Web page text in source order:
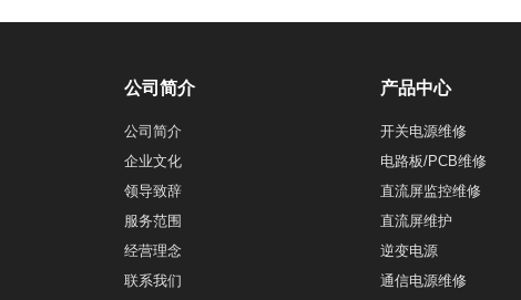
公司简介
公司简介
企业文化
领导致辞
服务范围
经营理念
联系我们
产品中心
开关电源维修
电路板/PCB维修
直流屏监控维修
直流屏维护
逆变电源
通信电源维修